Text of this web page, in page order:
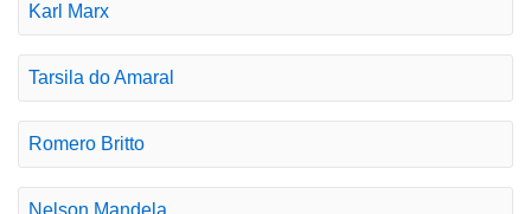
Karl Marx
Tarsila do Amaral
Romero Britto